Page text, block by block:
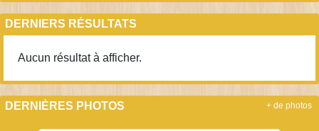
DERNIERS RÉSULTATS
Aucun résultat à afficher.
DERNIÈRES PHOTOS + de photos